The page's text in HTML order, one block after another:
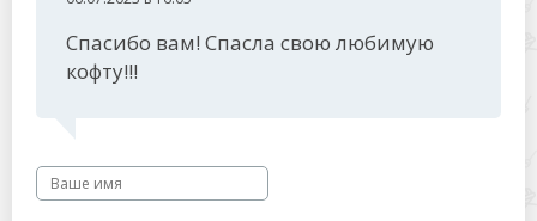
Спасибо вам! Спасла свою любимую
кофту!!!